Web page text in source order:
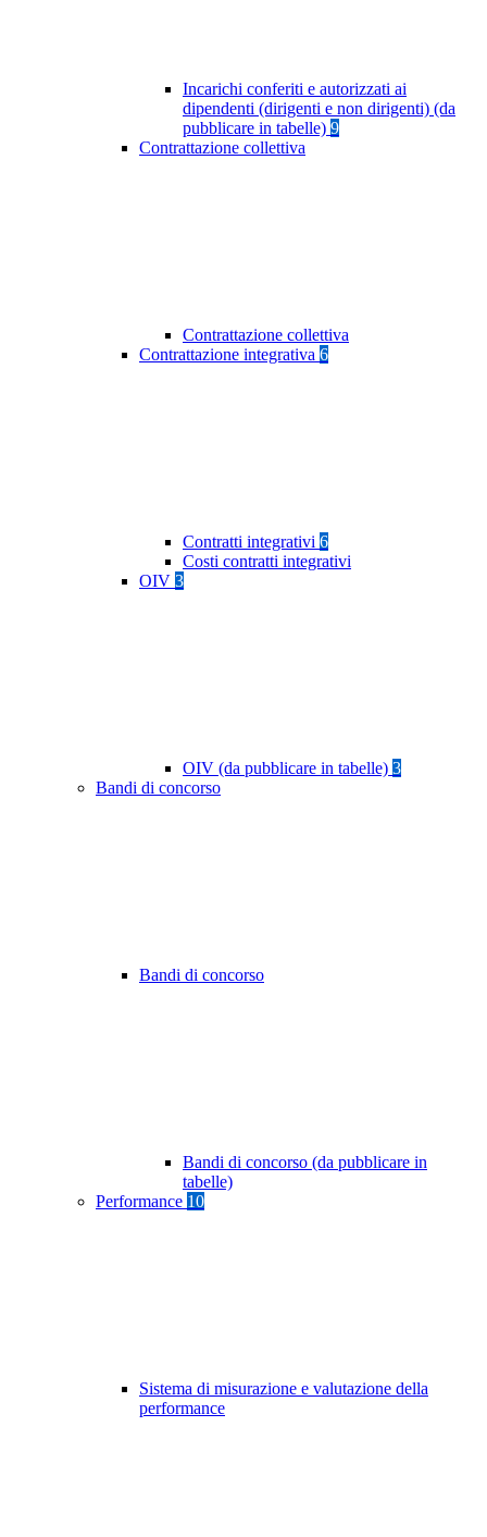
Incarichi conferiti e autorizzati ai
dipendenti (dirigenti e non dirigenti) (da
pubblicare in tabelle) 9
Contrattazione collettiva
Contrattazione collettiva
Contrattazione integrativa 6
Contratti integrativi 6
Costi contratti integrativi
OIV 3
OIV (da pubblicare in tabelle) 3
Bandi di concorso
Bandi di concorso
Bandi di concorso (da pubblicare in
tabelle)
Performance 10
Sistema di misurazione e valutazione della
performance